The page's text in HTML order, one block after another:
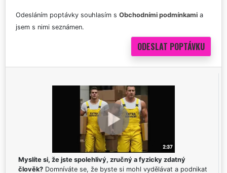
Odesláním poptávky souhlasím s Obchodními podmínkami a
jsem s nimi seznámen.
Myslíte si, že jste spolehlivý, zručný a fyzicky zdatný
člověk? Domníváte se, že byste si mohl vydělávat a podnikat